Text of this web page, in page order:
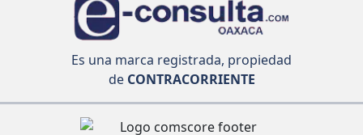
Es una marca registrada, propiedad
deCONTRACORRIENTE